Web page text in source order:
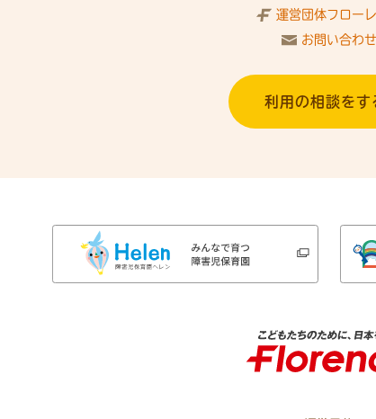
運営団体フロー
お問い合わせ
利用の相談をす